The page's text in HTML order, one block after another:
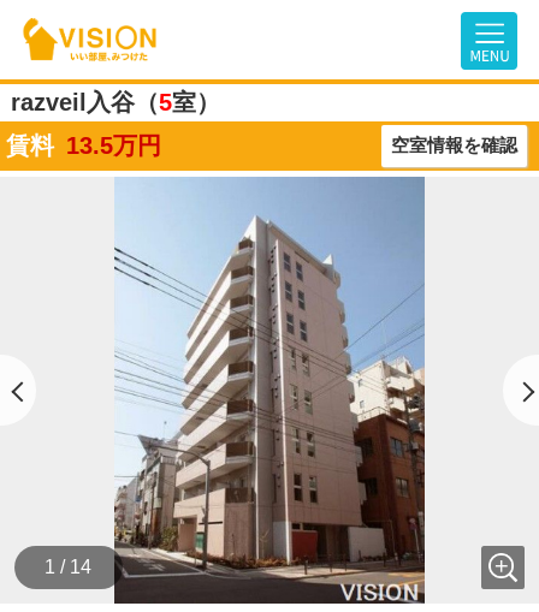
razveil入谷（5室）
賃料 13.5万円 空室情報を確認
1 / 14